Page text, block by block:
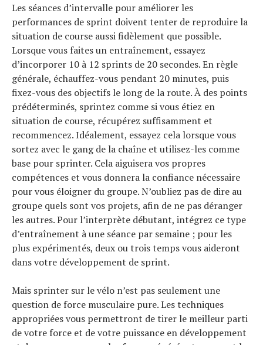
Les séances d’intervalle pour améliorer les
performances de sprint doivent tenter de reproduire la
situation de course aussi fidèlement que possible.
Lorsque vous faites un entraînement, essayez
d’incorporer 10 à 12 sprints de 20 secondes. En règle
générale, échauffez-vous pendant 20 minutes, puis
fixez-vous des objectifs le long de la route. À des points
prédéterminés, sprintez comme si vous étiez en
situation de course, récupérez suffisamment et
recommencez. Idéalement, essayez cela lorsque vous
sortez avec le gang de la chaîne et utilisez-les comme
base pour sprinter. Cela aiguisera vos propres
compétences et vous donnera la confiance nécessaire
pour vous éloigner du groupe. N’oubliez pas de dire au
groupe quels sont vos projets, afin de ne pas déranger
les autres. Pour l’interprète débutant, intégrez ce type
d’entraînement à une séance par semaine ; pour les
plus expérimentés, deux ou trois temps vous aideront
dans votre développement de sprint.
Mais sprinter sur le vélo n’est pas seulement une
question de force musculaire pure. Les techniques
appropriées vous permettront de tirer le meilleur parti
de votre force et de votre puissance en développement